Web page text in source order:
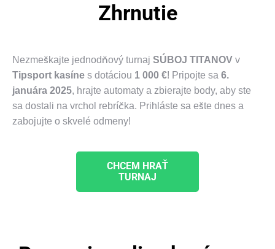
Zhrnutie
Nezmeškajte jednodňový turnaj SÚBOJ TITANOV v
Tipsport kasíne s dotáciou 1 000 €! Pripojte sa 6.
januára 2025, hrajte automaty a zbierajte body, aby ste
sa dostali na vrchol rebríčka. Prihláste sa ešte dnes a
zabojujte o skvelé odmeny!
CHCEM HRAŤ
TURNAJ